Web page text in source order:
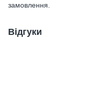
замовлення.
Відгуки